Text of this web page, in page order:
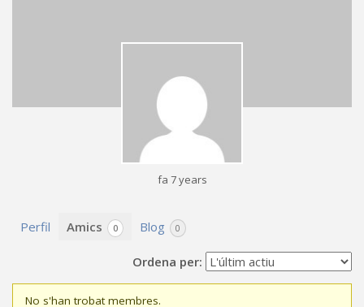
fa 7 years
Perfil Amics 0 Blog 0
Ordena per:
No s'han trobat membres.